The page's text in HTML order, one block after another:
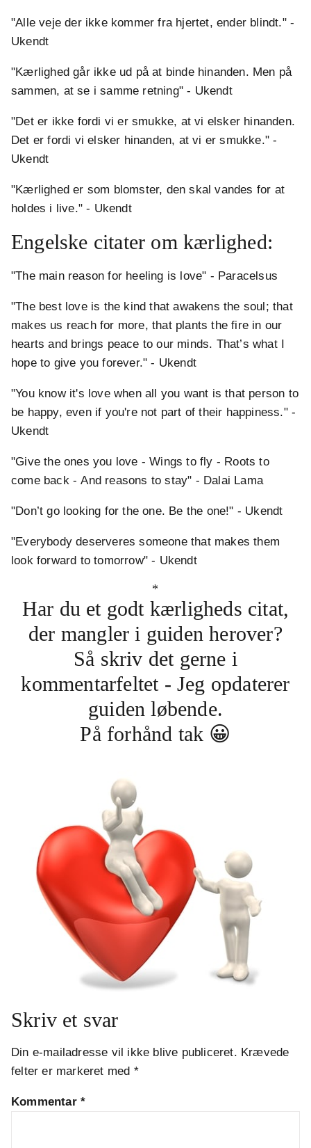
"Alle veje der ikke kommer fra hjertet, ender blindt." -
Ukendt
"Kærlighed går ikke ud på at binde hinanden. Men på
sammen, at se i samme retning" - Ukendt
"Det er ikke fordi vi er smukke, at vi elsker hinanden.
Det er fordi vi elsker hinanden, at vi er smukke." -
Ukendt
"Kærlighed er som blomster, den skal vandes for at
holdes i live." - Ukendt
Engelske citater om kærlighed:
"The main reason for heeling is love" - Paracelsus
"The best love is the kind that awakens the soul; that
makes us reach for more, that plants the fire in our
hearts and brings peace to our minds. That’s what I
hope to give you forever." - Ukendt
"You know it's love when all you want is that person to
be happy, even if you're not part of their happiness." -
Ukendt
"Give the ones you love - Wings to fly - Roots to
come back - And reasons to stay" - Dalai Lama
"Don’t go looking for the one. Be the one!" - Ukendt
"Everybody deserveres someone that makes them
look forward to tomorrow" - Ukendt
*
Har du et godt kærligheds citat,
der mangler i guiden herover?
Så skriv det gerne i
kommentarfeltet - Jeg opdaterer
guiden løbende.
På forhånd tak 😀
Skriv et svar
Din e-mailadresse vil ikke blive publiceret. Krævede
felter er markeret med *
Kommentar *